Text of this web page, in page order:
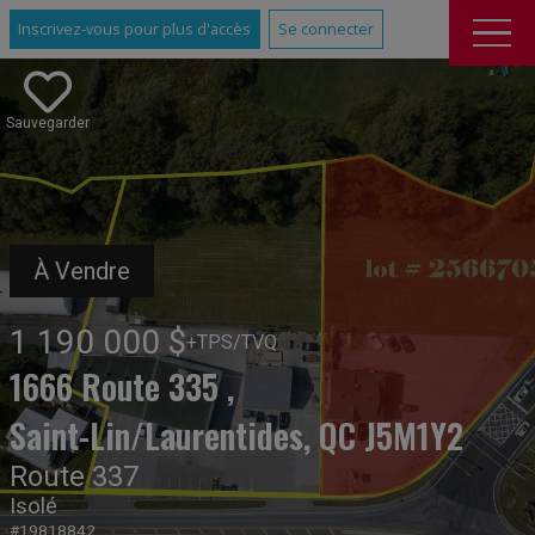
Inscrivez-vous pour plus d'accès Se connecter
Sauvegarder
À Vendre
1 190 000 $+TPS/TVQ
1666 Route 335 ,
Saint-Lin/Laurentides, QC J5M1Y2
Route 337
Isolé
#19818842